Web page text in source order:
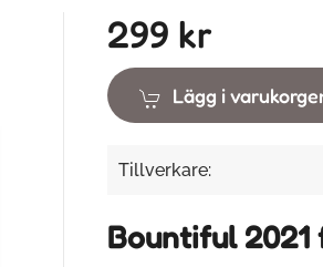
299 kr
Lägg i
Tillverkare:
Bountiful 2021